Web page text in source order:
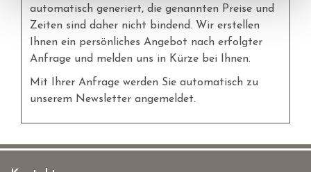
automatisch generiert, die genannten Preise und
Zeiten sind daher nicht bindend. Wir erstellen
Ihnen ein persönliches Angebot nach erfolgter
Anfrage und melden uns in Kürze bei Ihnen.
Mit Ihrer Anfrage werden Sie automatisch zu
unserem Newsletter angemeldet.